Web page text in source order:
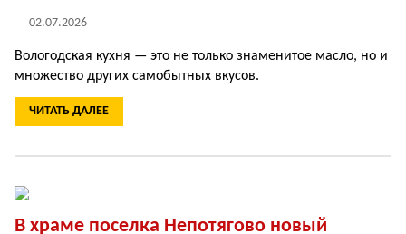
02.07.2026
Вологодская кухня — это не только зна­менитое масло, но и
множество других самобытных вкусов.
ЧИТАТЬ ДАЛЕЕ
В храме поселка Непотягово новый